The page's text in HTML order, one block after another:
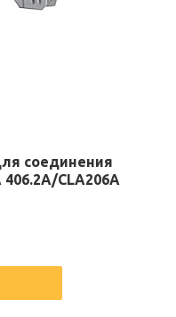
соединения
CLA206A